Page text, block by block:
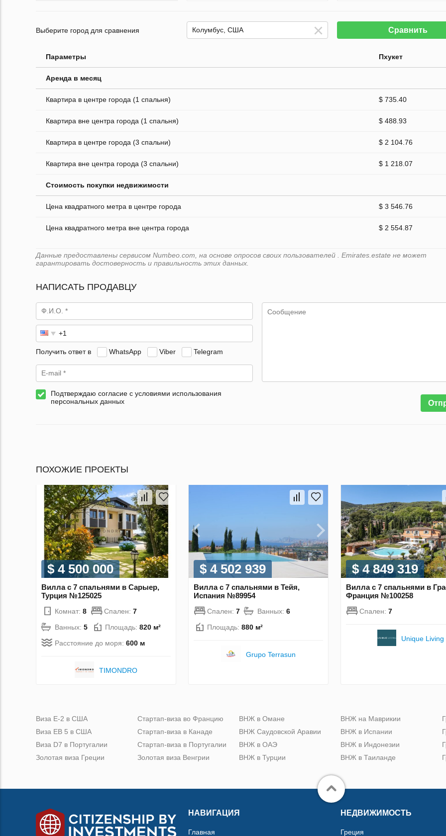
Выберите город для сравнения Сравнить
Параметры Пхукет
Аренда в месяц
Квартира в центре города (1 спальня) $ 735.40
Квартира вне центра города (1 спальня) $ 488.93
Квартира в центре города (3 спальни) $ 2 104.76
Квартира вне центра города (3 спальни) $ 1 218.07
Стоимость покупки недвижимости
Цена квадратного метра в центре города $ 3 546.76
Цена квадратного метра вне центра города $ 2 554.87
Данные предоставлены сервисом Numbeo.com, на основе опросов своих пользователей . Emirates.estate не может
гарантировать достоверность и правильность этих данных.
НАПИСАТЬ ПРОДАВЦУ
Получить ответ в WhatsApp Viber Telegram
Подтверждаю согласие с условиями использования
персональных данных
ПОХОЖИЕ ПРОЕКТЫ
$ 4 500 000
Вилла с 7 спальнями в Сарыер,
Турция №125025
Комнат: 8 Спален: 7
Ванных: 5 Площадь: 820 м²
Расстояние до моря: 600 м
TIMONDRO
$ 4 502 939
Вилла с 7 спальнями в Тейя,
Испания №89954
Спален: 7 Ванных: 6
Площадь: 880 м²
Grupo Terrasun
$ 4 849 319
Вилла с 7 спальнями в
Франция №100258
Спален: 7
Unique Living
Виза Е-2 в США
Виза ЕВ 5 в США
Виза D7 в Португалии
Золотая виза Греции
Стартап-виза во Францию
Стартап-виза в Канаде
Стартап-виза в Португалии
Золотая виза Венгрии
ВНЖ в Омане
ВНЖ Саудовской Аравии
ВНЖ в ОАЭ
ВНЖ в Турции
ВНЖ на Маврикии
ВНЖ в Испании
ВНЖ в Индонезии
ВНЖ в Таиланде
НАВИГАЦИЯ
Главная
НЕДВИЖИМОСТЬ
Греция